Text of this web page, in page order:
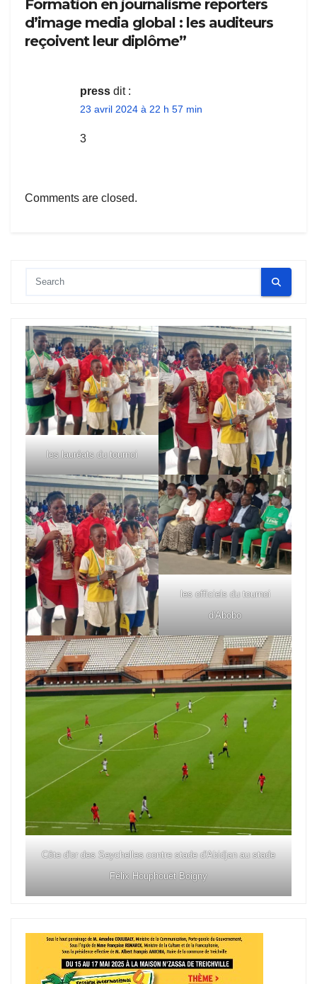
Formation en journalisme reporters
d’image media global : les auditeurs
reçoivent leur diplôme”
press dit :
23 avril 2024 à 22 h 57 min
3
Comments are closed.
les lauréats du tournoi
les officiels du tournoi
d'Abobo
Côte d'or des Seychelles contre stade d'Abidjan au stade
Félix Houphouët Boigny